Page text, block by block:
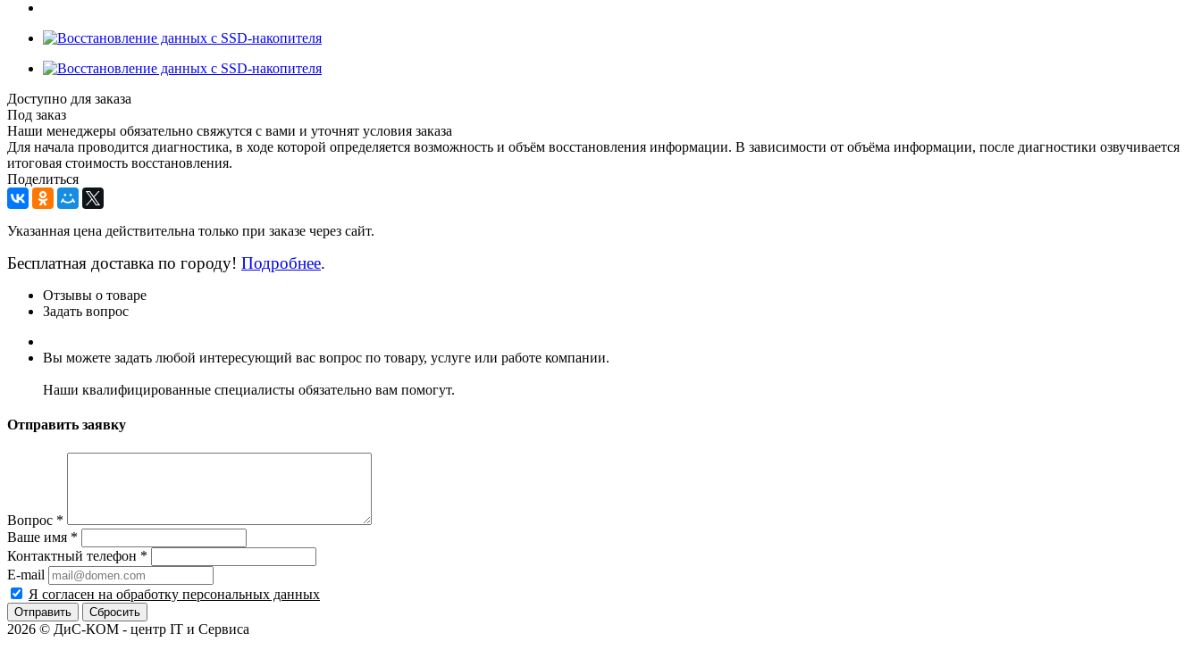
Доступно для заказа
Под заказ
Наши менеджеры обязательно свяжутся с вами и уточнят условия заказа
Для начала проводится диагностика, в ходе которой определяется возможность и объём восстановления информации. В зависимости от объёма информации, после диагностики озвучивается
итоговая стоимость восстановления.
Поделиться
Указанная цена действительна только при заказе через сайт.
Бесплатная доставка по городу! Подробнее.
Отзывы о товаре
Задать вопрос
Вы можете задать любой интересующий вас вопрос по товару, услуге или работе компании.
Наши квалифицированные специалисты обязательно вам помогут.
Отправить заявку
Вопрос *
Ваше имя *
Контактный телефон *
E-mail
Я согласен на обработку персональных данных
Сбросить
2026 © ДиС-КОМ - центр IT и Сервиса